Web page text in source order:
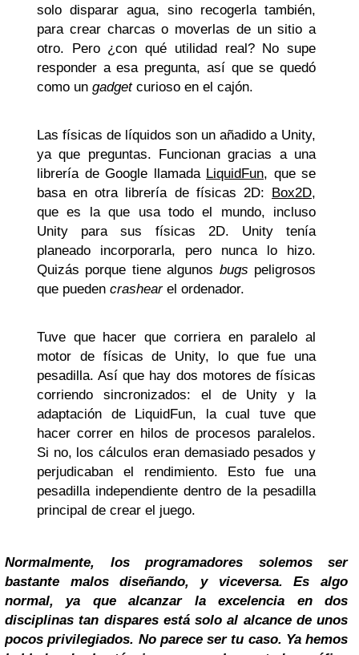
solo disparar agua, sino recogerla también,
para crear charcas o moverlas de un sitio a
otro. Pero ¿con qué utilidad real? No supe
responder a esa pregunta, así que se quedó
como un gadgetcurioso en el cajón.
Las físicas de líquidos son un añadido a Unity,
ya que preguntas. Funcionan gracias a una
librería de Google llamada LiquidFun, que se
basa en otra librería de físicas 2D: Box2D,
que es la que usa todo el mundo, incluso
Unity para sus físicas 2D. Unity tenía
planeado incorporarla, pero nunca lo hizo.
Quizás porque tiene algunos bugs peligrosos
que pueden crashearel ordenador.
Tuve que hacer que corriera en paralelo al
motor de físicas de Unity, lo que fue una
pesadilla. Así que hay dos motores de físicas
corriendo sincronizados: el de Unity y la
adaptación de LiquidFun, la cual tuve que
hacer correr en hilos de procesos paralelos.
Si no, los cálculos eran demasiado pesados y
perjudicaban el rendimiento. Esto fue una
pesadilla independiente dentro de la pesadilla
principal de crear el juego.
Normalmente, los programadores solemos ser
bastante malos diseñando, y viceversa. Es algo
normal, ya que alcanzar la excelencia en dos
disciplinas tan dispares está solo al alcance de unos
pocos privilegiados. No parece ser tu caso. Ya hemos